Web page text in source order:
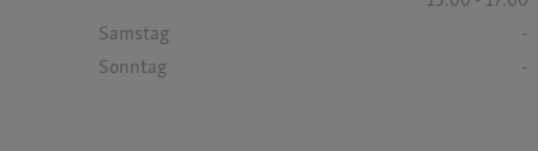
Samstag
-
Sonntag
-